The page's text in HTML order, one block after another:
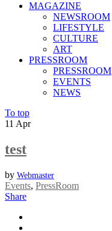
MAGAZINE
NEWSROOM
LIFESTYLE
CULTURE
ART
PRESSROOM
PRESSROOM
EVENTS
NEWS
To top
11 Apr
test
by Webmaster
Events, PressRoom
Share